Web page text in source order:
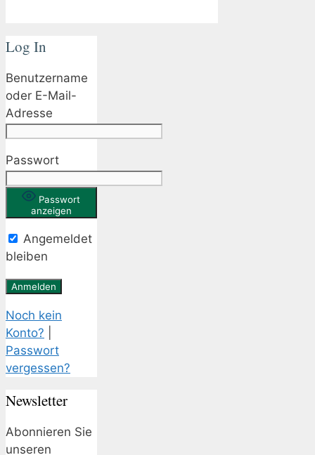
Log In
Benutzername
oder E-Mail-
Adresse
Passwort
Passwort
anzeigen
Angemeldet
bleiben
Noch kein
Konto?
Passwort
vergessen?
Newsletter
Abonnieren Sie
unseren